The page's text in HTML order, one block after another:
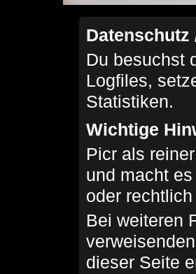
Du besuchst
Logfiles,
Statistiken.
Wichtige
Picr als
und macht
oder
Bei weiteren
dieser Seite